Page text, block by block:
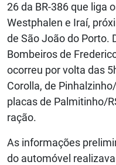
26 da BR-386 que liga
Westphalen e Iraí,
de São João do Porto.
Bombeiros de
ocorreu por volta das
Corolla, de
placas de Palmitinho/
ração.
As informações
do automóvel